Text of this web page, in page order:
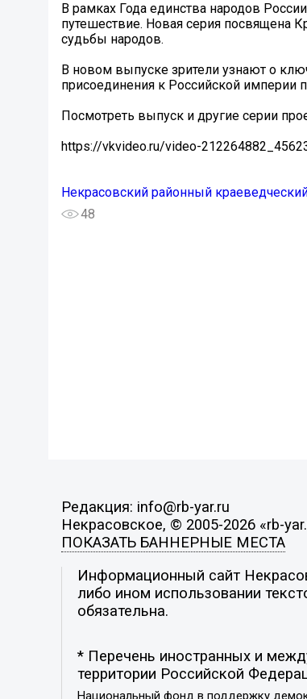
В рамках Года единства народов
путешествие. Новая серия посвящена
судьбы народов.
В новом выпуске зрители узнают о
присоединения к Российской империи
Посмотреть выпуск и другие серии
https://vkvideo.ru/video-
Некрасовский районный
48
Редакция: info@rb-yar.ru
Некрасовское, © 2005-2026 «rb-
ПОКАЗАТЬ БАННЕРНЫЕ МЕСТА
Информационный сайт
либо ином использовании
обязательна.
* Перечень иностранных и
территории Российской
Национальный фонд в поддержку